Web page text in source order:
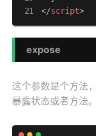
</script>
expose
这个参数是个方法
暴露状态或者方法